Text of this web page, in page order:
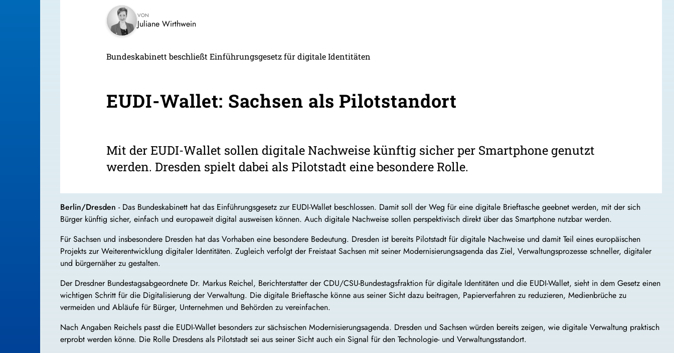
VON
Juliane Wirthwein
Bundeskabinett beschließt Einführungsgesetz für digitale Identitäten
EUDI-Wallet: Sachsen als Pilotstandort
Mit der EUDI-Wallet sollen digitale Nachweise künftig sicher per Smartphone genutzt
werden. Dresden spielt dabei als Pilotstadt eine besondere Rolle.
Berlin/Dresden - Das Bundeskabinett hat das Einführungsgesetz zur EUDI-Wallet beschlossen. Damit soll der Weg für eine digitale Brieftasche geebnet werden, mit der sich
Bürger künftig sicher, einfach und europaweit digital ausweisen können. Auch digitale Nachweise sollen perspektivisch direkt über das Smartphone nutzbar werden.
Für Sachsen und insbesondere Dresden hat das Vorhaben eine besondere Bedeutung. Dresden ist bereits Pilotstadt für digitale Nachweise und damit Teil eines europäischen
Projekts zur Weiterentwicklung digitaler Identitäten. Zugleich verfolgt der Freistaat Sachsen mit seiner Modernisierungsagenda das Ziel, Verwaltungsprozesse schneller, digitaler
und bürgernäher zu gestalten.
Der Dresdner Bundestagsabgeordnete Dr. Markus Reichel, Berichterstatter der CDU/CSU-Bundestagsfraktion für digitale Identitäten und die EUDI-Wallet, sieht in dem Gesetz einen
wichtigen Schritt für die Digitalisierung der Verwaltung. Die digitale Brieftasche könne aus seiner Sicht dazu beitragen, Papierverfahren zu reduzieren, Medienbrüche zu
vermeiden und Abläufe für Bürger, Unternehmen und Behörden zu vereinfachen.
Nach Angaben Reichels passt die EUDI-Wallet besonders zur sächsischen Modernisierungsagenda. Dresden und Sachsen würden bereits zeigen, wie digitale Verwaltung praktisch
erprobt werden könne. Die Rolle Dresdens als Pilotstadt sei aus seiner Sicht auch ein Signal für den Technologie- und Verwaltungsstandort.